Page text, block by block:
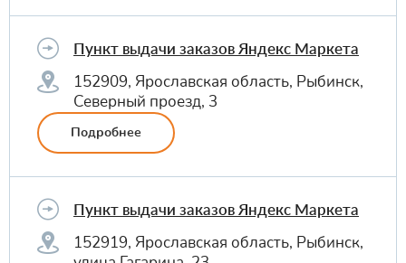
Пункт выдачи заказов Яндекс Маркета
152909, Ярославская область, Рыбинск,
Северный проезд, 3
Подробнее
Пункт выдачи заказов Яндекс Маркета
152919, Ярославская область, Рыбинск,